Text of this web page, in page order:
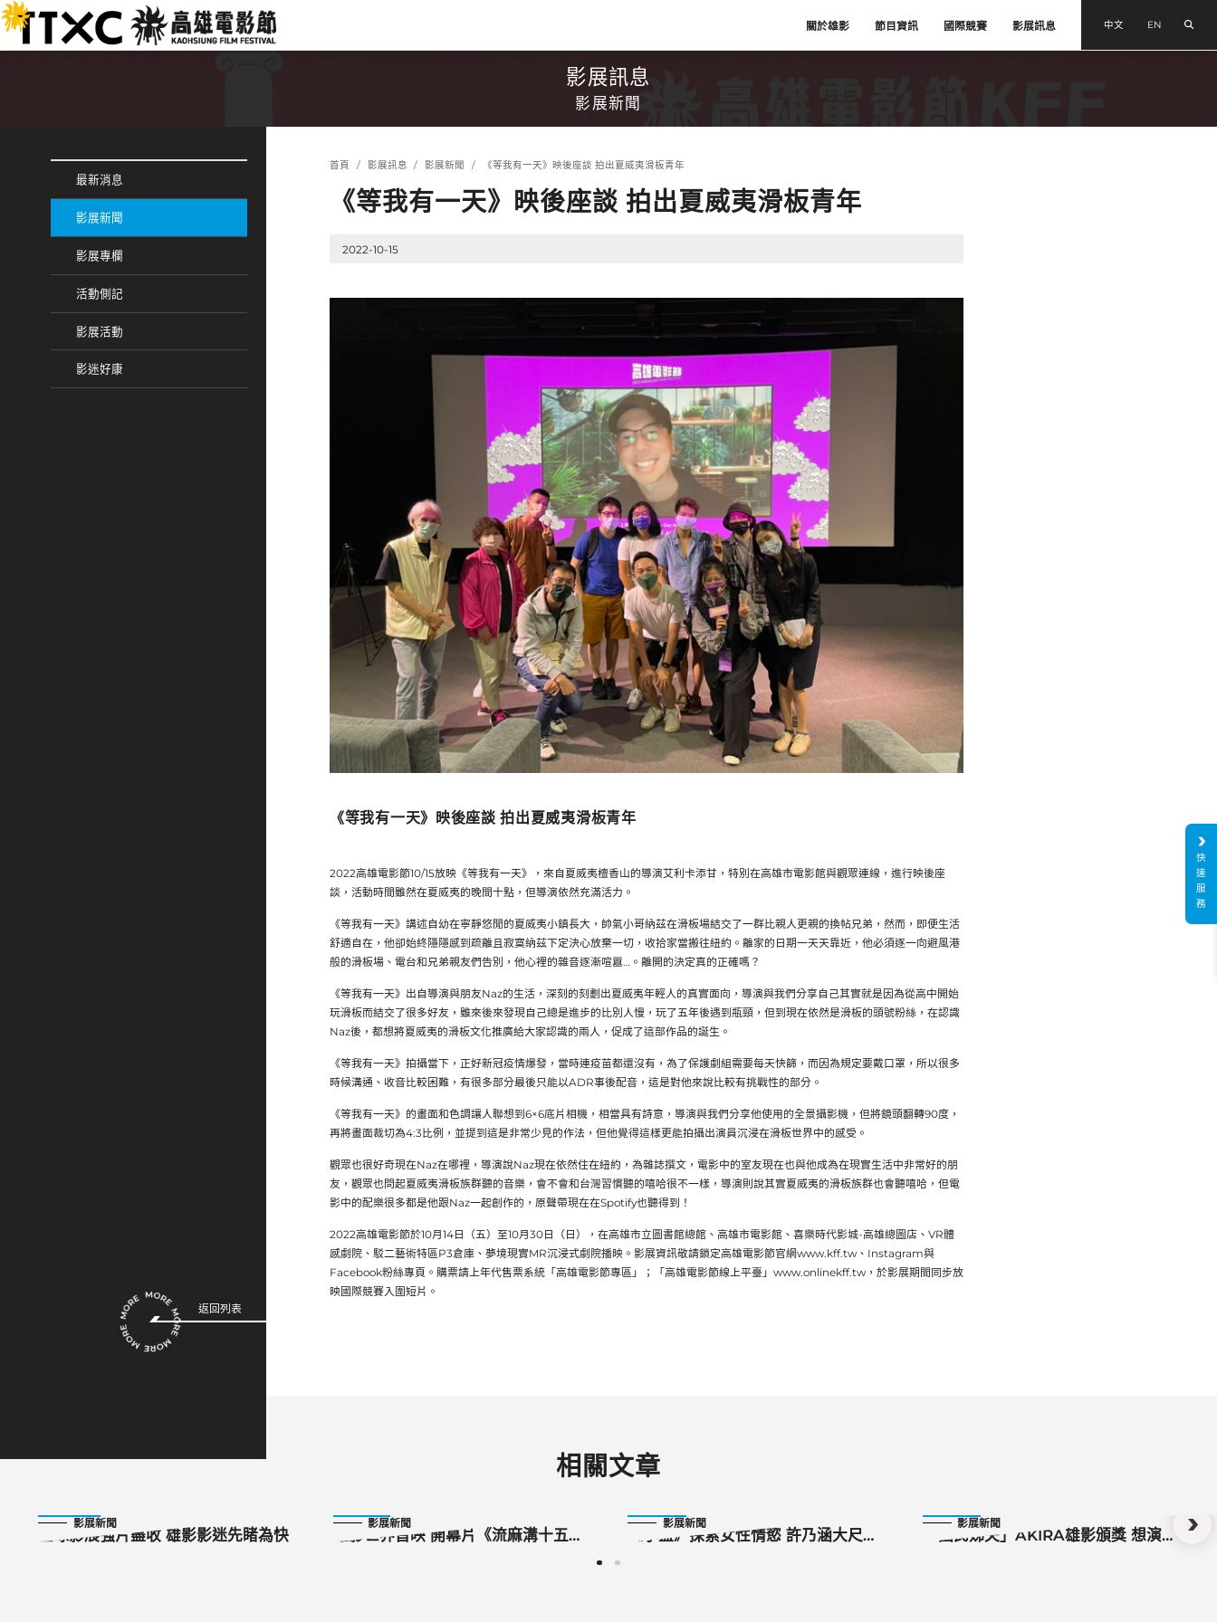
跳
到
主
:::
關於雄影 節目資訊 國際競賽 影展訊息 中文 EN
影展訊息
影展新聞
最新消息
影展新聞
影展專欄
活動側記
影展活動
影迷好康
首頁 影展訊息 影展新聞 《等我有一天》映後座談 拍出夏威夷滑板青年
《等我有一天》映後座談 拍出夏威夷滑板青年
2022-10-15
《等我有一天》映後座談 拍出夏威夷滑板青年
2022高雄電影節10/15放映《等我有一天》，來自夏威夷檀香山的導演艾利卡添甘，特別在高雄市電影館與觀眾連線，進行映後座
談，活動時間雖然在夏威夷的晚間十點，但導演依然充滿活力。
《等我有一天》講述自幼在寧靜悠閒的夏威夷小鎮長大，帥氣小哥納茲在滑板場結交了一群比親人更親的換帖兄弟，然而，即便生活
舒適自在，他卻始終隱隱感到疏離且寂寞納茲下定決心放棄一切，收拾家當搬往紐約。離家的日期一天天靠近，他必須逐一向避風港
般的滑板場、電台和兄弟親友們告別，他心裡的雜音逐漸喧囂…。離開的決定真的正確嗎？
《等我有一天》出自導演與朋友Naz的生活，深刻的刻劃出夏威夷年輕人的真實面向，導演與我們分享自己其實就是因為從高中開始
玩滑板而結交了很多好友，雖來後來發現自己總是進步的比別人慢，玩了五年後遇到瓶頸，但到現在依然是滑板的頭號粉絲，在認識
Naz後，都想將夏威夷的滑板文化推廣給大家認識的兩人，促成了這部作品的誕生。
《等我有一天》拍攝當下，正好新冠疫情爆發，當時連疫苗都還沒有，為了保護劇組需要每天快篩，而因為規定要戴口罩，所以很多
時候溝通、收音比較困難，有很多部分最後只能以ADR事後配音，這是對他來說比較有挑戰性的部分。
《等我有一天》的畫面和色調讓人聯想到6×6底片相機，相當具有詩意，導演與我們分享他使用的全景攝影機，但將鏡頭翻轉90度，
再將畫面裁切為4:3比例，並提到這是非常少見的作法，但他覺得這樣更能拍攝出演員沉浸在滑板世界中的感受。
觀眾也很好奇現在Naz在哪裡，導演說Naz現在依然住在紐約，為雜誌撰文，電影中的室友現在也與他成為在現實生活中非常好的朋
友，觀眾也問起夏威夷滑板族群聽的音樂，會不會和台灣習慣聽的嘻哈很不一樣，導演則說其實夏威夷的滑板族群也會聽嘻哈，但電
影中的配樂很多都是他跟Naz一起創作的，原聲帶現在在Spotify也聽得到！
2022高雄電影節於10月14日（五）至10月30日（日），在高雄市立圖書館總館、高雄市電影館、喜樂時代影城-高雄總圖店、VR體
感劇院、駁二藝術特區P3倉庫、夢境現實MR沉浸式劇院播映。影展資訊敬請鎖定高雄電影節官網www.kff.tw、Instagram與
Facebook粉絲專頁。購票請上年代售票系統「高雄電影節專區」；「高雄電影節線上平臺」www.onlinekff.tw，於影展期間同步放
映國際競賽入圍短片。
返回列表
相關文章
影展新聞
全球影展強片盡收 雄影影迷先睹為快
影展新聞
雄影世界首映 開幕片《流麻溝十五
影展新聞
《小藍》探索女性情慾 許乃涵大尺度
影展新聞
「國民姊夫」AKIRA雄影頒獎 想演高
快
速
服
務